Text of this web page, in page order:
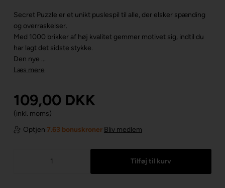
Secret Puzzle er et unikt puslespil til alle, der elsker spænding
og overraskelser.
Med 1000 brikker af høj kvalitet gemmer motivet sig, indtil du
har lagt det sidste stykke.
Den nye ...
Læs mere
109,00 DKK
(inkl. moms)
Optjen 7.63 bonuskroner Bliv medlem